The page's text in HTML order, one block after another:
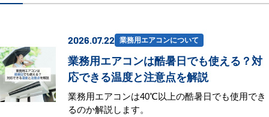
2026.07.22 業務用エアコンについて
業務用エアコンは酷暑日でも使える？対
応できる温度と注意点を解説
業務用エアコンは40℃以上の酷暑日でも使用でき
るのか解説します。